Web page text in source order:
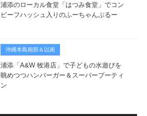
浦添のローカル食堂「はつみ食堂」でコン
ビーフハッシュ入りのふーちゃんぷるー
沖縄本島南部＆以南
浦添「A&W 牧港店」で子どもの水遊びを
眺めつつハンバーガー＆スーパープーティ
ン